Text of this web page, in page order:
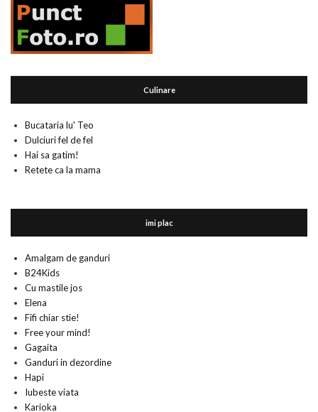
Culinare
Bucataria lu' Teo
Dulciuri fel de fel
Hai sa gatim!
Retete ca la mama
imi plac
Amalgam de ganduri
B24Kids
Cu mastile jos
Elena
Fifi chiar stie!
Free your mind!
Gagaita
Ganduri in dezordine
Hapi
Iubeste viata
Karioka